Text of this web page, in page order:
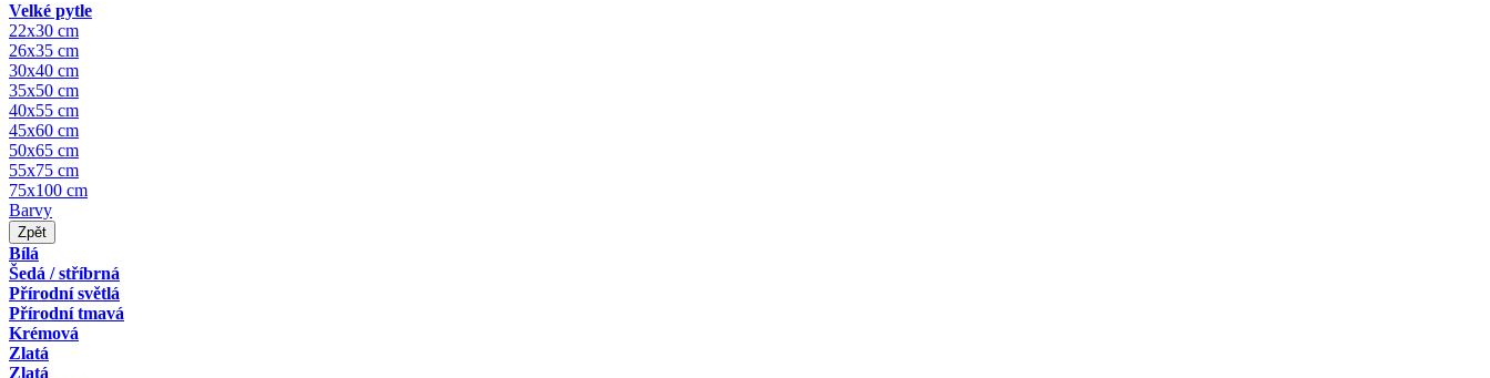
Velké pytle
22x30 cm
26x35 cm
30x40 cm
35x50 cm
40x55 cm
45x60 cm
50x65 cm
55x75 cm
75x100 cm
Barvy
Zpět
Bílá
Šedá / stříbrná
Přírodní světlá
Přírodní tmavá
Krémová
Zlatá
Zlatá